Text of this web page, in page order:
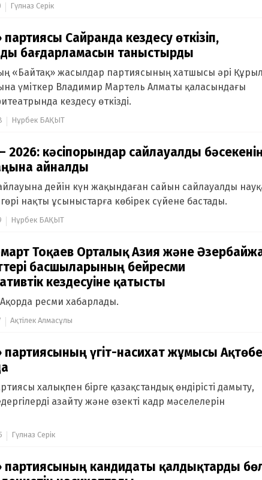
Гүлназ Серік
Сайранда кездесу өткізіп,
бағдарламасын таныстырды
«Байтақ» жасылдар партиясының хатшысы әрі
үміткер Владимир Мартель Алматы қаласындағы
кездесу өткізді.
Нұрбек БАҚЫТ
2026: кәсіпорындар сайлауалды
айналды
дейін күн жақындаған сайын сайлауалды
нақты ұсыныстарға көбірек сүйене бастады.
Нұрбек БАҚЫТ
Тоқаев Орталық Азия және
басшыларының бейресми
кездесуіне қатысты
ресми хабарлады.
Ақтілек Алмасұлы
үгіт-насихат жұмысы
халықпен бірге қазақстандық өндірісті дамыту,
азайту және өзекті кадр мәселелерін
Гүлназ Серік
партиясының кандидаты қалдықтарды